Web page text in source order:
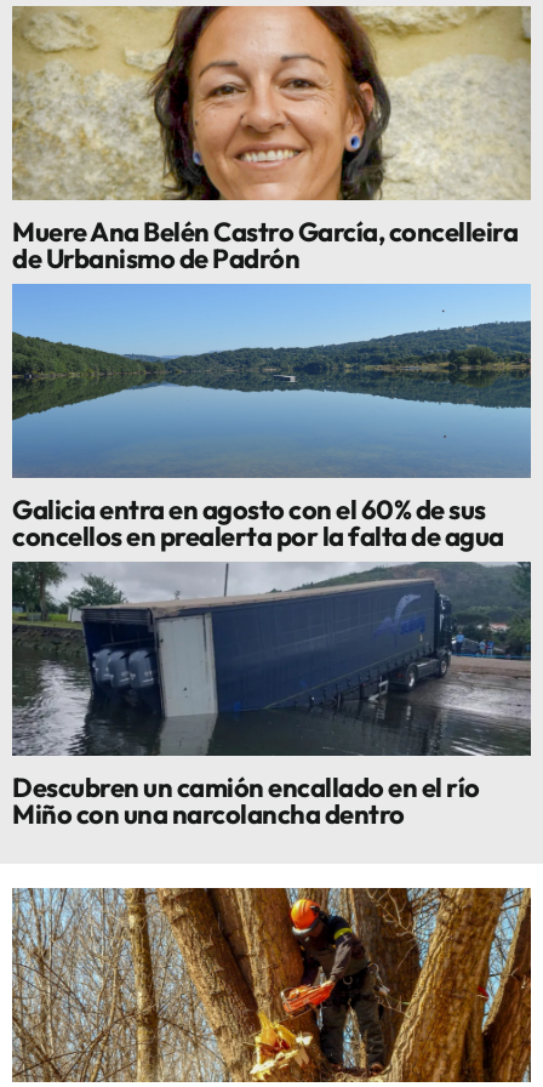
Muere Ana Belén Castro García, concelleira
de Urbanismo de Padrón
Galicia entra en agosto con el 60% de sus
concellos en prealerta por la falta de agua
Descubren un camión encallado en el río
Miño con una narcolancha dentro